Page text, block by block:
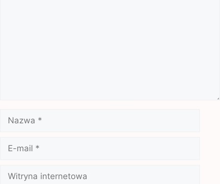
Nazwa
mail
Witryna